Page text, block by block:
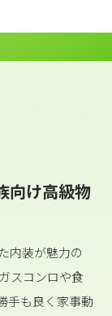
向け高級物
内装が魅力の
スコンロや食
手も良く家事動